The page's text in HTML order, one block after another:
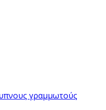
γραμμωτούς